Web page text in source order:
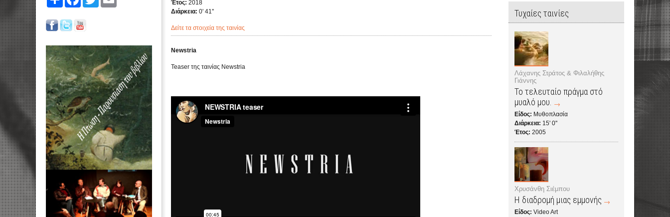
Έτος: 2018
Διάρκεια: 0' 41''
Δείτε τα στοιχεία της ταινίας
Newstria
Teaser της ταινίας Newstria
Τυχαίες ταινίες
Λάχανης Στράτος & Φιλαλήθης
Γιάννης
Το τελευταίο πράγμα στό
μυαλό μου.
Είδος: Μυθοπλασία
Διάρκεια: 15' 0''
Έτος: 2005
Χρυσάνθη Σιέμπου
Η διαδρομή μιας εμμονής
Είδος: Video Art